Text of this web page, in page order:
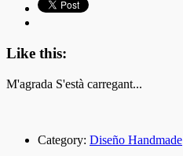
Like this:
M'agrada S'està carregant...
Category: Diseño Handmade